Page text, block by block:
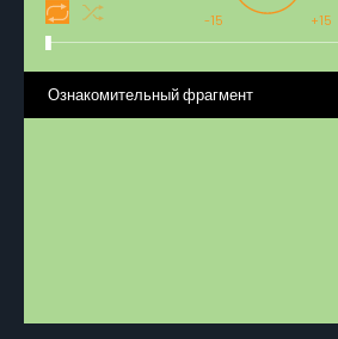
-15 +15
Ознакомительный фрагмент